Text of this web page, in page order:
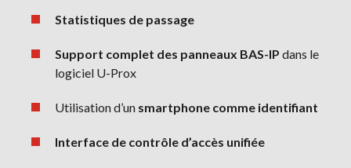
Statistiques de passage
Support complet des panneaux BAS-IP dans le
logiciel U-Prox
Utilisation d’un smartphone comme identifiant
Interface de contrôle d’accès unifiée